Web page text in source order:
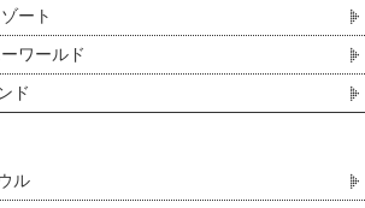
ート
ワールド
ド
ル